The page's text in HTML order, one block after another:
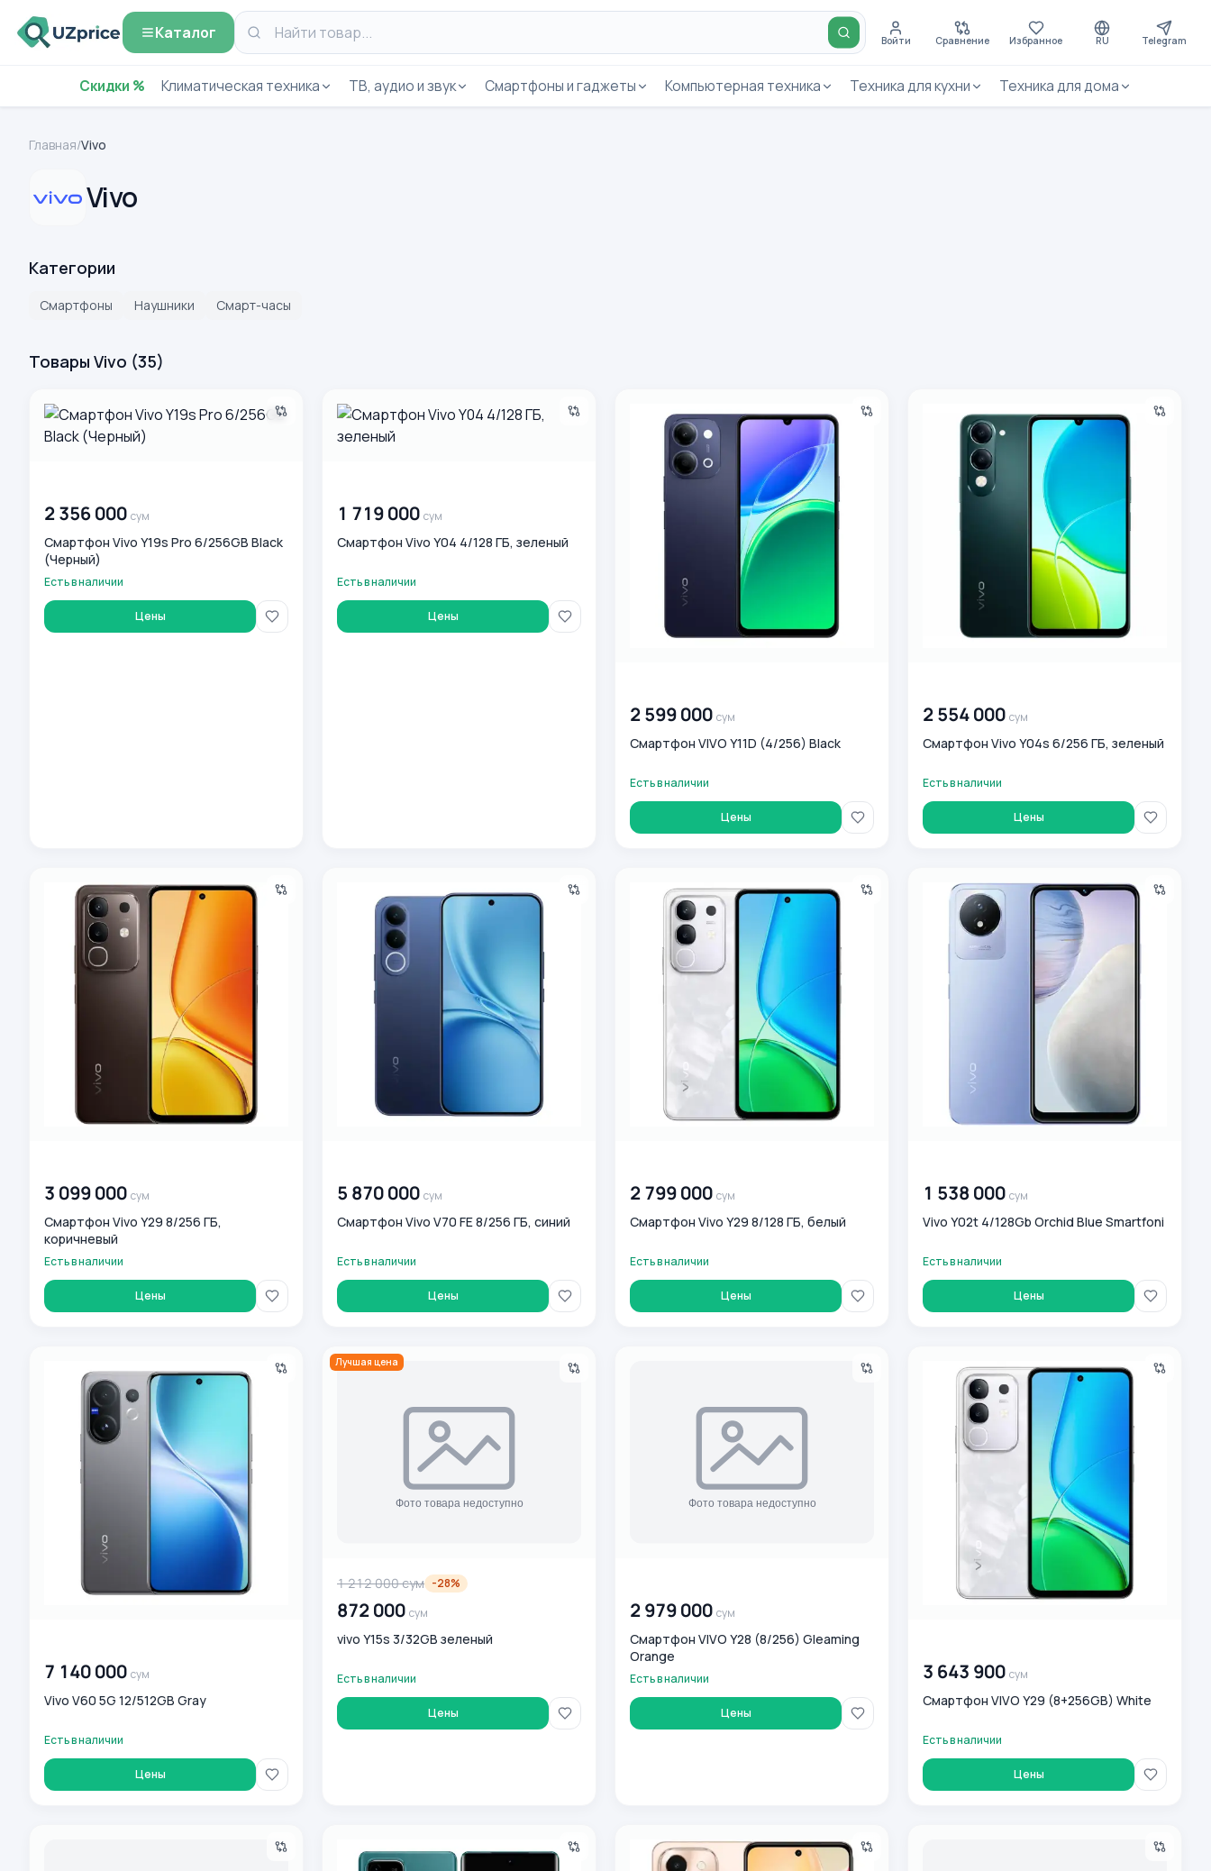
Каталог Войти Сравнение Избранное RU Telegram
Скидки % Климатическая техника ТВ, аудио и звук Смартфоны и гаджеты Компьютерная техника Техника для кухни Техника для дома
Главная/Vivo
Vivo
Категории
Смартфоны Наушники Смарт-часы
Товары Vivo (35)
Смартфон Vivo Y19s Pro 6/256GB Black (Черный)
2 356 000 сум
Смартфон Vivo Y19s Pro 6/256GB Black
(Черный)
Есть в наличии
Цены
Смартфон Vivo Y04 4/128 ГБ, зеленый
1 719 000 сум
Смартфон Vivo Y04 4/128 ГБ, зеленый
Есть в наличии
Цены
2 599 000 сум
Смартфон VIVO Y11D (4/256) Black
Есть в наличии
Цены
2 554 000 сум
Смартфон Vivo Y04s 6/256 ГБ, зеленый
Есть в наличии
Цены
3 099 000 сум
Смартфон Vivo Y29 8/256 ГБ,
коричневый
Есть в наличии
Цены
5 870 000 сум
Смартфон Vivo V70 FE 8/256 ГБ, синий
Есть в наличии
Цены
2 799 000 сум
Смартфон Vivo Y29 8/128 ГБ, белый
Есть в наличии
Цены
1 538 000 сум
Vivo Y02t 4/128Gb Orchid Blue Smartfoni
Есть в наличии
Цены
7 140 000 сум
Vivo V60 5G 12/512GB Gray
Есть в наличии
Цены
vivo Y15s 3/32GB зеленый
Лучшая цена
1 212 000сум -28%
872 000 сум
vivo Y15s 3/32GB зеленый
Есть в наличии
Цены
2 979 000 сум
Смартфон VIVO Y28 (8/256) Gleaming
Orange
Есть в наличии
Цены
3 643 900 сум
Смартфон VIVO Y29 (8+256GB) White
Есть в наличии
Цены